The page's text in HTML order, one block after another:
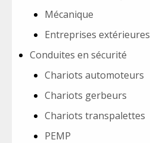
Mécanique
Entreprises extérieures
Conduites en sécurité
Chariots automoteurs
Chariots gerbeurs
Chariots transpalettes
PEMP